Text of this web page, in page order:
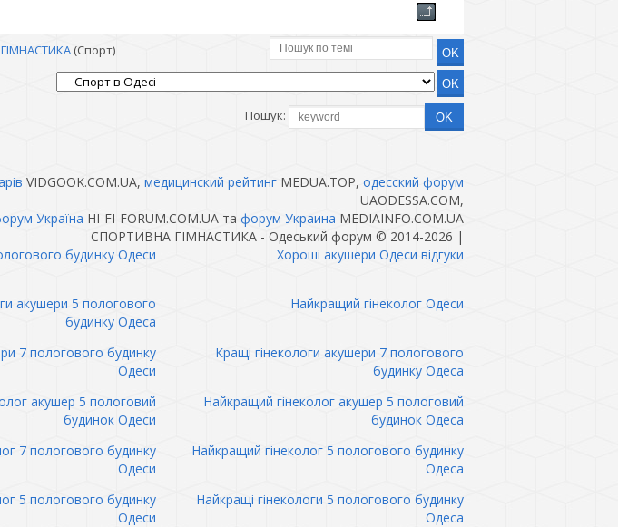
(Спорт)
Пошук:
VIDGOOK.COM.UA, медицинский рейтингMEDUA.TOP, одесский форум
UAODESSA.COM,
Україна HI-FI-FORUM.COM.UA та форум Украина MEDIAINFO.COM.UA
СПОРТИВНА ГІМНАСТИКА - Одеський форум © 2014-2026 |
будинку Одеси Хороші акушери Одеси відгуки
акушери 5 пологового
будинку Одеса
Найкращий гінеколог Одеси
7 пологового будинку
Одеси
Кращі гінекологи акушери 7 пологового
будинку Одеса
акушер 5 пологовий
будинок Одеси
Найкращий гінеколог акушер 5 пологовий
будинок Одеса
7 пологового будинку
Одеси
Найкращий гінеколог 5 пологового будинку
Одеса
5 пологового будинку
Одеси
Найкращі гінекологи 5 пологового будинку
Одеса